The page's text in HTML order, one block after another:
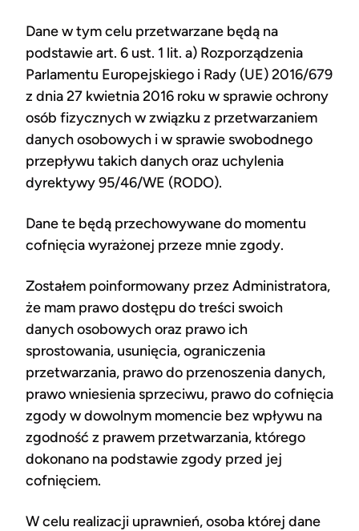
Dane w tym celu przetwarzane będą na
podstawie art. 6 ust. 1 lit. a) Rozporządzenia
Parlamentu Europejskiego i Rady (UE) 2016/679
z dnia 27 kwietnia 2016 roku w sprawie ochrony
osób fizycznych w związku z przetwarzaniem
danych osobowych i w sprawie swobodnego
przepływu takich danych oraz uchylenia
dyrektywy 95/46/WE (RODO).
Dane te będą przechowywane do momentu
cofnięcia wyrażonej przeze mnie zgody.
Zostałem poinformowany przez Administratora,
że mam prawo dostępu do treści swoich
danych osobowych oraz prawo ich
sprostowania, usunięcia, ograniczenia
przetwarzania, prawo do przenoszenia danych,
prawo wniesienia sprzeciwu, prawo do cofnięcia
zgody w dowolnym momencie bez wpływu na
zgodność z prawem przetwarzania, którego
dokonano na podstawie zgody przed jej
cofnięciem.
W celu realizacji uprawnień, osoba której dane